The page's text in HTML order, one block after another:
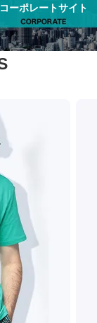
コーポレートサイト